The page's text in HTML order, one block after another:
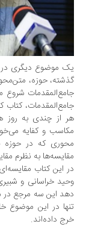
موضوع دیگری در همین
حوزه، متن‌محور
شروع
کتاب
از چندی به روز هم
و کفایه می‌خوانند
که در حوزه بوده
به نظرم
این کتاب مقایسه‌ای بین
خراسانی و شبیری
این سه مرجع در
در این موضوع خاص و
داده‌اند.